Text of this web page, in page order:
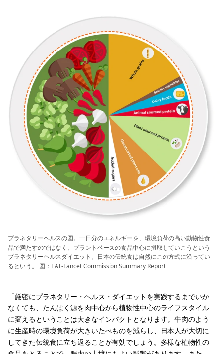
プラネタリーヘルスの図。一日分のエネルギーを、環境負荷の高い動物性食
品で満たすのではなく、プラントベースの食品中心に摂取していこうという
プラネタリーヘルスダイエット。日本の伝統食は自然にこの方式に沿ってい
るという。 図：EAT-Lancet Commission Summary Report
「厳密にプラネタリー・ヘルス・ダイエットを実践するまでいか
なくても、たんぱく源を肉中心から植物性中心のライフスタイル
に変えるということは大きなインパクトとなります。牛肉のよう
に生産時の環境負荷が大きいたべものを減らし、日本人が大切に
してきた伝統食に立ち返ることが有効でしょう。多様な植物性の